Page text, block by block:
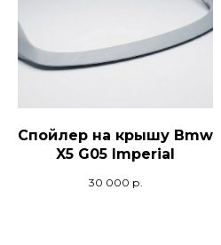
Спойлер на крышу Bmw
X5 G05 Imperial
30 000 р.